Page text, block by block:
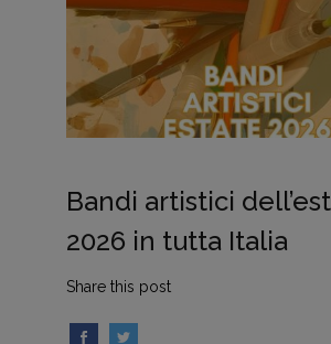
Bandi artistici
2026 in tutta Italia
Share this post